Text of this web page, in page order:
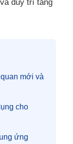
duy trì tăng
mới và
cho
ứng